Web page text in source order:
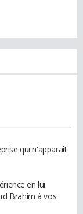
qui n'apparaît
en lui
Brahim à vos